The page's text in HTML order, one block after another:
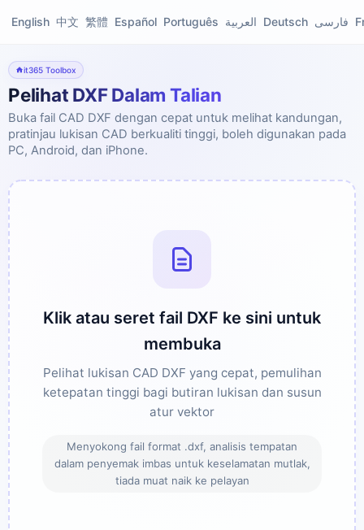
English 中文 繁體 Español Português العربية Deutsch فارسی
it365 Toolbox
Pelihat DXF Dalam Talian
Buka fail CAD DXF dengan cepat untuk melihat kandungan,
pratinjau lukisan CAD berkualiti tinggi, boleh digunakan pada
PC, Android, dan iPhone.
Klik atau seret fail DXF ke sini untuk
membuka
Pelihat lukisan CAD DXF yang cepat, pemulihan
ketepatan tinggi bagi butiran lukisan dan susun
atur vektor
Menyokong fail format .dxf, analisis tempatan
dalam penyemak imbas untuk keselamatan mutlak,
tiada muat naik ke pelayan